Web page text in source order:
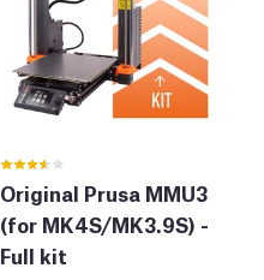
Original Prusa MMU3
(for MK4S/MK3.9S) -
Full kit